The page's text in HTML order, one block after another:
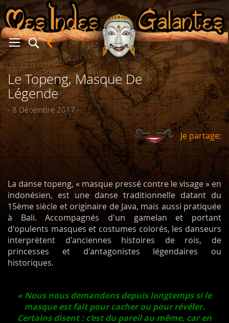
Le Topeng, Masque De
Légende
- 8 Décembre 2017 -
Je partage:
La danse topeng, « masque pressé contre le visage » en
indonésien, est une danse traditionnelle datant du
15ème siècle et originaire de Java, mais aussi pratiquée
à Bali. Accompagnés d'un gamelan et portant
d'opulents masques et costumes colorés, les danseurs
interprètent d'anciennes histoires de rois, de
princesses et d'antagonistes légendaires ou
historiques.
« Nous nous demandons depuis longtemps si le
masque est fait pour cacher ou pour révéler.
Certains disent : c’est du pareil au même, car en